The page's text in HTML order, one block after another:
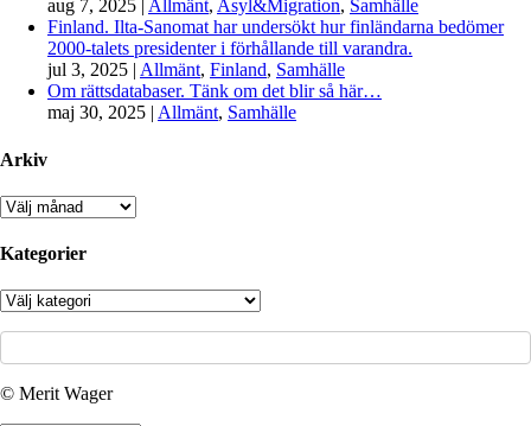
aug 7, 2025 | Allmänt, Asyl&Migration, Samhälle
Finland. Ilta-Sanomat har undersökt hur finländarna bedömer
2000-talets presidenter i förhållande till varandra.
jul 3, 2025 | Allmänt, Finland, Samhälle
Om rättsdatabaser. Tänk om det blir så här…
maj 30, 2025 | Allmänt, Samhälle
Arkiv
Arkiv
Kategorier
Kategorier
© Merit Wager